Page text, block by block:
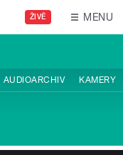
ŽIVĚ MENU
AUDIOARCHIV KAMERY